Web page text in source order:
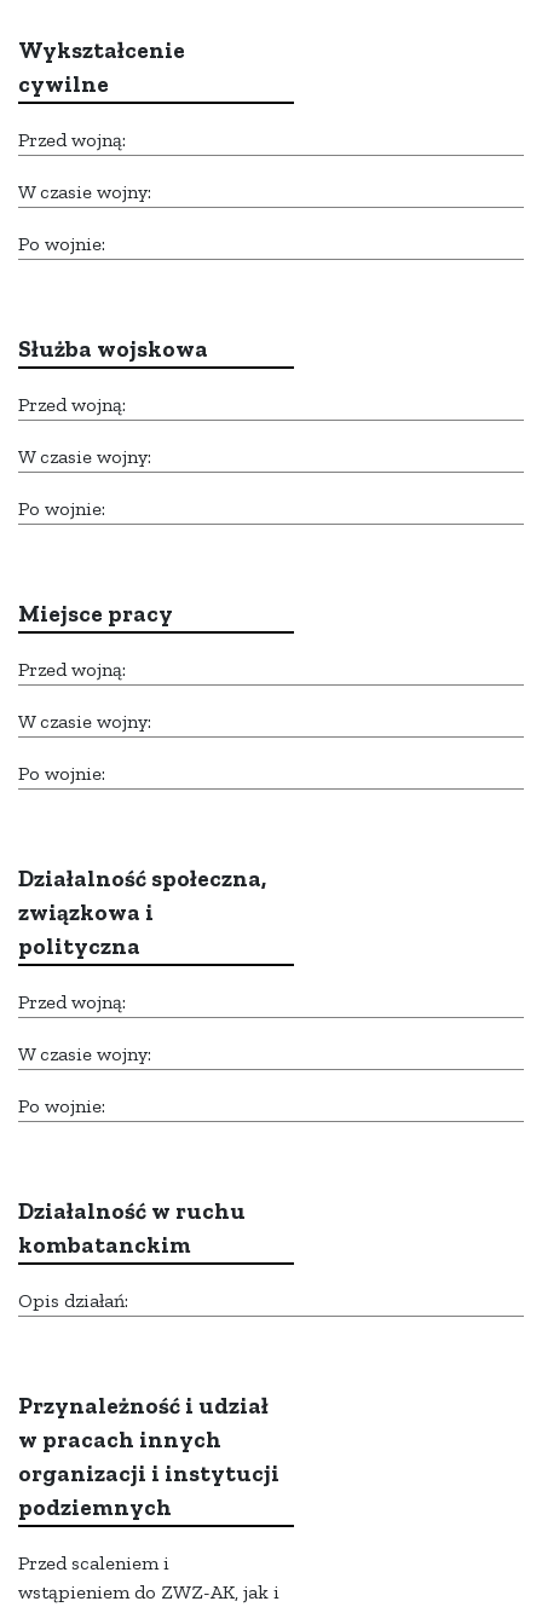
Wykształcenie
cywilne
Przed wojną:
W czasie wojny:
Po wojnie:
Służba wojskowa
Przed wojną:
W czasie wojny:
Po wojnie:
Miejsce pracy
Przed wojną:
W czasie wojny:
Po wojnie:
Działalność społeczna,
związkowa i
polityczna
Przed wojną:
W czasie wojny:
Po wojnie:
Działalność w ruchu
kombatanckim
Opis działań:
Przynależność i udział
w pracach innych
organizacji i instytucji
podziemnych
Przed scaleniem i
wstąpieniem do ZWZ-AK, jak i